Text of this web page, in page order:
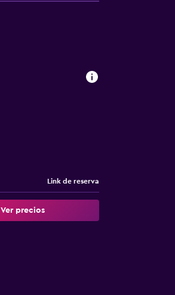
Link de reserva
Ver precios